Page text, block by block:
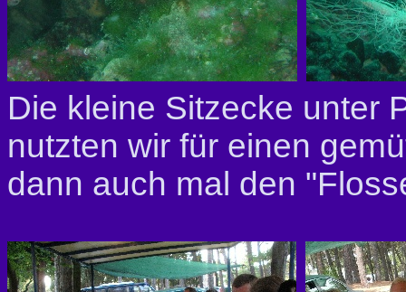
Die kleine Sitzecke unter
nutzten wir für einen
dann auch mal den